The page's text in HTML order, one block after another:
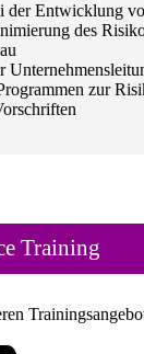
der Entwicklung
des
zur
Training